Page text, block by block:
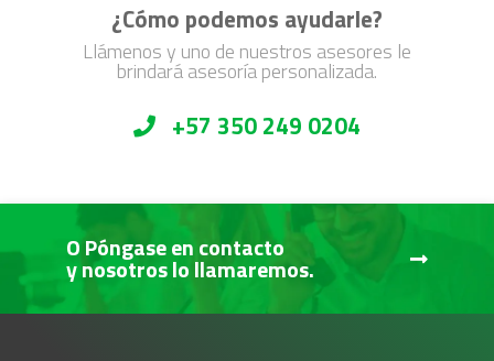
¿Cómo podemos ayudarle?
Llámenos y uno de nuestros asesores le
brindará asesoría personalizada.
+57 350 249 0204
O Póngase en contacto
y nosotros lo llamaremos.